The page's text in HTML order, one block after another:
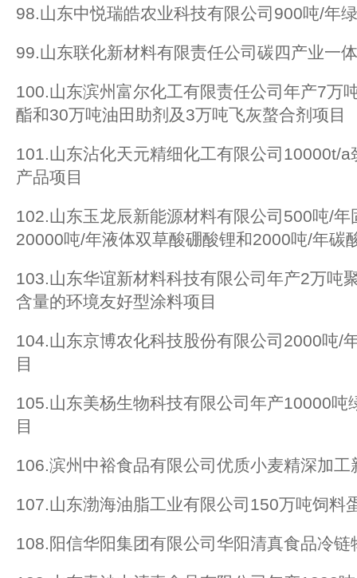
98.山东中悦瑞皓农业科技有限公司900吨/年
99.山东联化新材料有限责任公司碳四产业一
100.山东滨州富尔化工有限责任公司年产7万
酯和30万吨油田助剂及3万吨飞灰螯合剂项目
101.山东沾化天元精细化工有限公司10000t/
产品项目
102.山东玉龙辰新能源材料有限公司500吨/年
20000吨/年液体双草酸硼酸锂和2000吨/年碳
103.山东华谊新材料科技有限公司年产2万吨
含量的环境友好型涂料项目
104.山东京博农化科技股份有限公司2000吨/
目
105.山东美杨生物科技有限公司年产10000吨
目
106.滨州中裕食品有限公司优质小麦精深加
107.山东渤海油脂工业有限公司150万吨饲料
108.阳信华阳集团有限公司华阳清真食品冷链